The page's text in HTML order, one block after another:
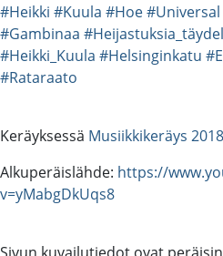
#Heikki #Kuula #Hoe#Universal
#Gambinaa
#Heikki_Kuula #Helsinginkatu
#Rataraato
Keräyksessä Musiikkikeräys 2018
Alkuperäislähde: https://
v=yMabgDkUqs8